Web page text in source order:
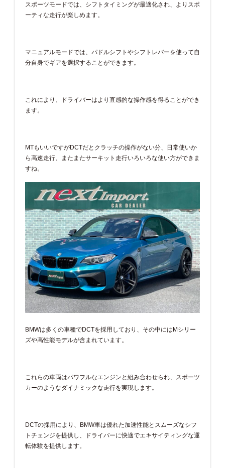
スポーツモードでは、シフトタイミングが最適化され、よりスポ
ーティな走行が楽しめます。
マニュアルモードでは、パドルシフトやシフトレバーを使って自
分自身でギアを選択することができます。
これにより、ドライバーはより直感的な操作感を得ることができ
ます。
MTもいいですがDCTだとクラッチの操作がない分、日常使いか
ら高速走行、またまたサーキット走行いろいろな使い方ができま
すね。
BMWは多くの車種でDCTを採用しており、その中にはMシリー
ズや高性能モデルが含まれています。
これらの車両はパワフルなエンジンと組み合わせられ、スポーツ
カーのようなダイナミックな走行を実現します。
DCTの採用により、BMW車は優れた加速性能とスムーズなシフ
トチェンジを提供し、ドライバーに快適でエキサイティングな運
転体験を提供します。